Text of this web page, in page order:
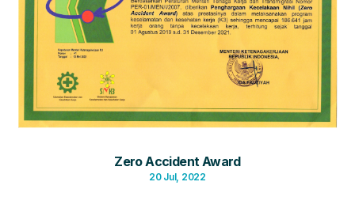
Zero Accident Award
20 Jul, 2022